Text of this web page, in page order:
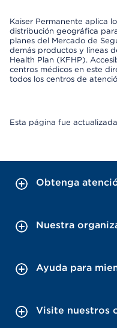
Kaiser Permanente aplica
distribución geográfica
planes del Mercado de
demás productos y líneas
Health Plan (KFHP).
centros médicos en este
todos los centros de
Esta página fue
Obtenga
Nuestra
Ayuda para
Visite nuestros